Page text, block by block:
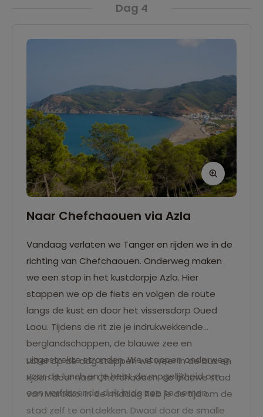
Dag 4
Naar Chefchaouen via Azla
Vandaag verlaten we Tanger en rijden we in de
richting van Chefchaouen. Onderweg maken
we een stop in het kustdorpje Azla. Hier
stappen we op de fiets en volgen de route
langs de kust en door het vissersdorp Oued
Laou. Tijdens de rit zie je indrukwekkende
berglandschappen, de blauwe zee en
uitgestrekte stranden. We stoppen onderweg
voor de lunch en je hebt de mogelijkheid om
een verfrissende duik in de zee te nemen.
Later op de dag stappen we weer in de bus en
rijden door naar Chefchaouen, de blauwe stad
van Marokko. In de middag heb je de tijd om de
stad zelf te ontdekken. Dwaal door de smalle